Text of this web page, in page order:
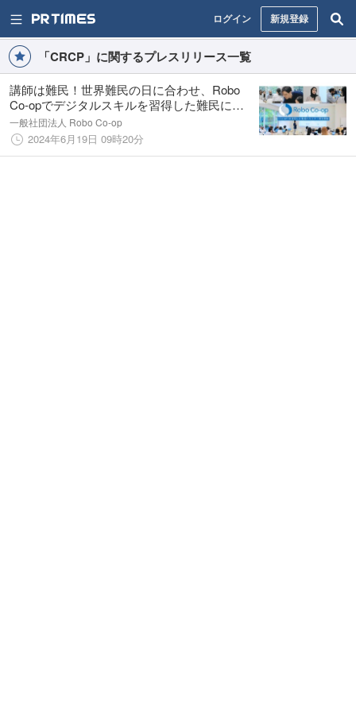
ログイン 新規登録
「CRCP」に関するプレスリリース一覧
講師は難民！世界難民の日に合わせ、Robo
Co-opでデジタルスキルを習得した難民によ
るChat GPTを活用した生成AI研修の申込受付
開始
一般社団法人 Robo Co-op
2024年6月19日 09時20分